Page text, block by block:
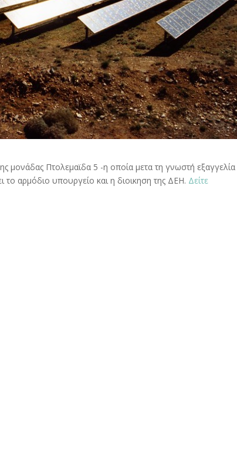
μονάδας Πτολεμαϊδα 5 -η οποία μετα τη γνωστή εξαγγελία
αρμόδιο υπουργείο και η διοικηση της ΔΕΗ. Δείτε